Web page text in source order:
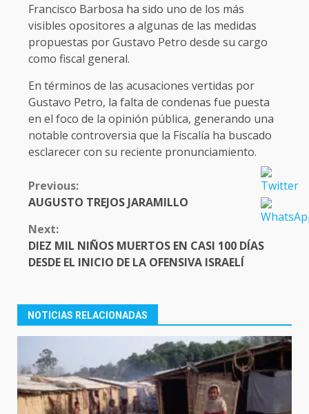
Francisco Barbosa ha sido uno de los más
visibles opositores a algunas de las medidas
propuestas por Gustavo Petro desde su cargo
como fiscal general.
En términos de las acusaciones vertidas por
Gustavo Petro, la falta de condenas fue puesta
en el foco de la opinión pública, generando una
notable controversia que la Fiscalía ha buscado
esclarecer con su reciente pronunciamiento.
CONTINUE
READING
Previous:
AUGUSTO TREJOS JARAMILLO
Next:
DIEZ MIL NIÑOS MUERTOS EN CASI 100 DÍAS
DESDE EL INICIO DE LA OFENSIVA ISRAELÍ
NOTICIAS RELACIONADAS